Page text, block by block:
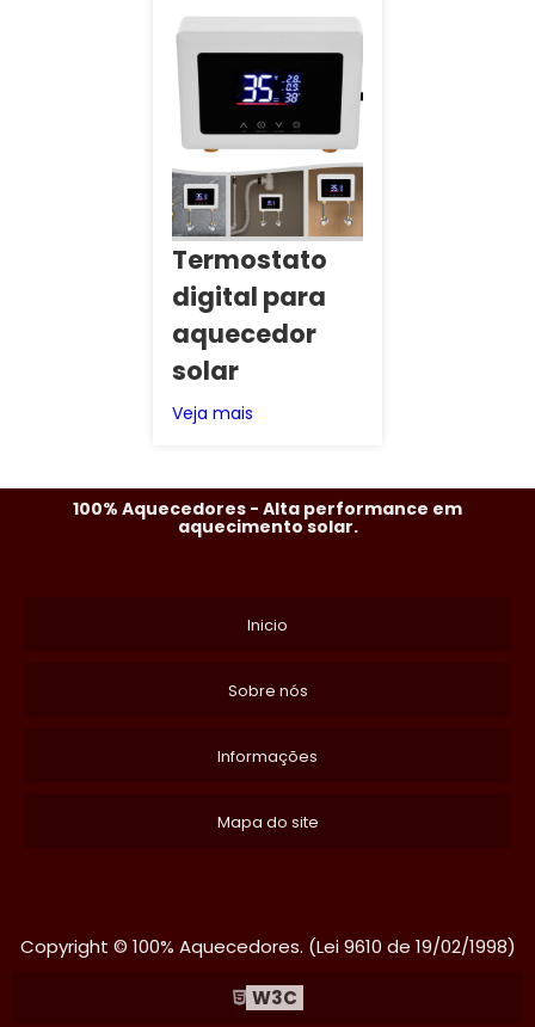
Termostato
digital para
aquecedor
solar
Veja mais
100% Aquecedores - Alta performance em
aquecimento solar.
Inicio
Sobre nós
Informações
Mapa do site
Copyright © 100% Aquecedores. (Lei 9610 de 19/02/1998)
W3C